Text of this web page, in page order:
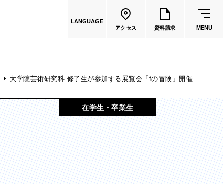
LANGUAGE
アクセス 資料請求 MENU
共通教育
教員一覧
国際文化学部
（2026年度募集停止）
大学院芸術研究科 修了生が参加する展覧会「fの冒険」開催
在学生・卒業生